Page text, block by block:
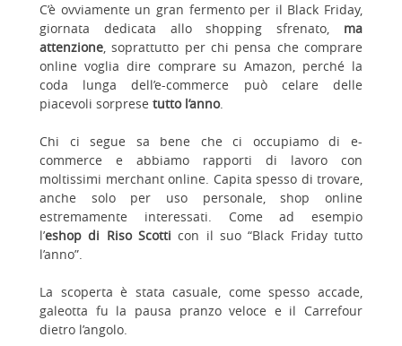
C’è ovviamente un gran fermento per il Black Friday,
giornata dedicata allo shopping sfrenato, ma
attenzione, soprattutto per chi pensa che comprare
online voglia dire comprare su Amazon, perché la
coda lunga dell’e-commerce può celare delle
piacevoli sorprese tutto l’anno.
Chi ci segue sa bene che ci occupiamo di e-
commerce e abbiamo rapporti di lavoro con
moltissimi merchant online. Capita spesso di trovare,
anche solo per uso personale, shop online
estremamente interessati. Come ad esempio
l’eshop di Riso Scotti con il suo “Black Friday tutto
l’anno”.
La scoperta è stata casuale, come spesso accade,
galeotta fu la pausa pranzo veloce e il Carrefour
dietro l’angolo.